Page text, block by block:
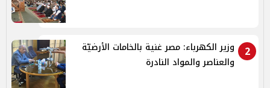
2
وزير الكهرباء: مصر غنية بالخامات الأرضيّة
والعناصر والمواد النادرة